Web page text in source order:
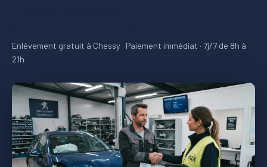
Enlèvement gratuit à Chessy · Paiement immédiat · 7j/7 de 8h à
21h